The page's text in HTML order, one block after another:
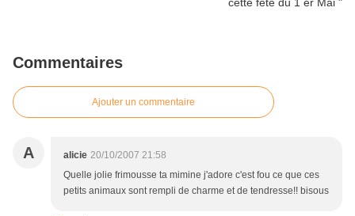
Commentaires
Ajouter un commentaire
A alicie 20/10/2007 21:58
Quelle jolie frimousse ta mimine j'adore c'est fou ce que ces
petits animaux sont rempli de charme et de tendresse!! bisous